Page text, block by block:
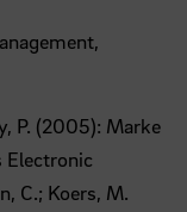
P. (2005): Marke
Electronic
C.; Koers, M.